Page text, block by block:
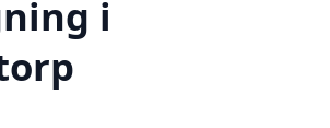
i